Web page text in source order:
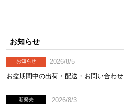
簡単な日々のメンテナンス
日々のメンテナンスはサッと
耐水性が高いので水拭きで簡
お知らせ
お知らせ
2026/8/5
お盆期間中の出荷・配送・お問い合わ
新発売
2026/8/3